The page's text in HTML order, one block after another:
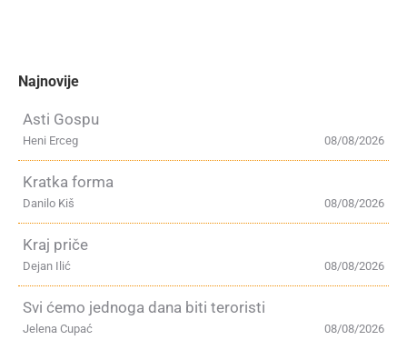
Najnovije
Asti Gospu
08/08/2026
Heni Erceg
Kratka forma
08/08/2026
Danilo Kiš
Kraj priče
08/08/2026
Dejan Ilić
Svi ćemo jednoga dana biti teroristi
08/08/2026
Jelena Cupać